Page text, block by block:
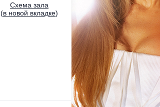
Cхема зала
(в новой вкладке)